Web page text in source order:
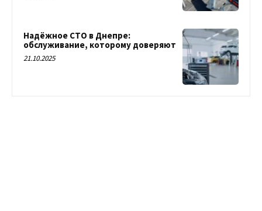
Надёжное СТО в Днепре:
обслуживание, которому доверяют
21.10.2025